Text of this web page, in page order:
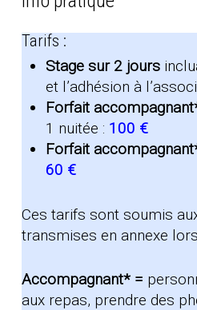
Tarifs :
Stage sur 2 jours
et l’adhésion à
Forfait
1 nuitée : 100 €
Forfait
60 €
Ces tarifs sont soumis
transmises en annexe
Accompagnant* =
aux repas, prendre des